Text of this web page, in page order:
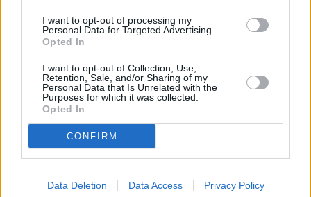
I want to opt-out of processing my
Personal Data for Targeted Advertising.
Opted In
I want to opt-out of Collection, Use,
Retention, Sale, and/or Sharing of my
Personal Data that Is Unrelated with the
Purposes for which it was collected.
Opted In
CONFIRM
Data Deletion Data Access Privacy Policy